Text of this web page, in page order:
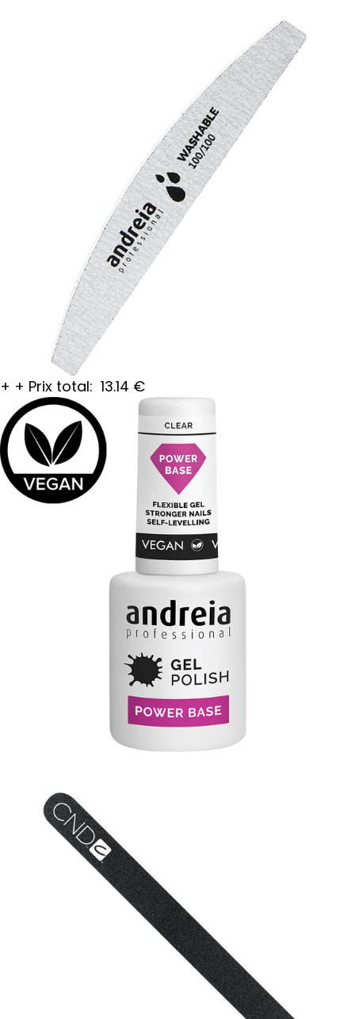
+ + Prix total: 13.14 €